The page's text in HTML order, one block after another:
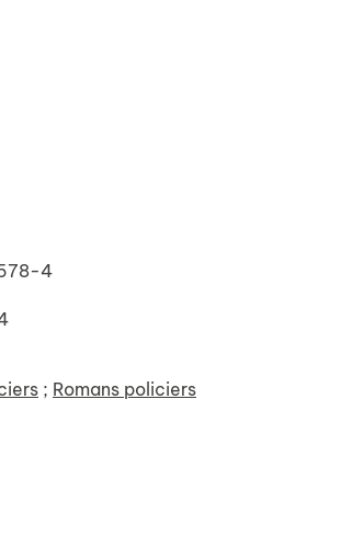
4
; Romans policiers